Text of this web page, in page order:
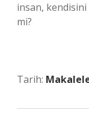
insan,
mi?
Tarih: